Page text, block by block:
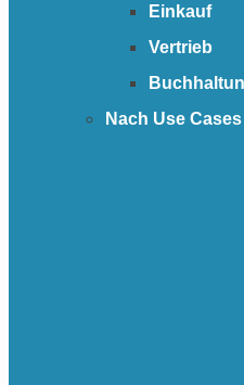
Einkauf
Vertrieb
Nach Use Cases